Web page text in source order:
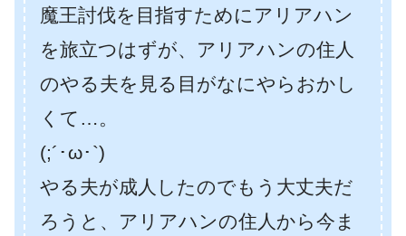
魔王討伐を目指すためにアリアハン
を旅立つはずが、アリアハンの住人
のやる夫を見る目がなにやらおかし
くて…。
(;´･ω･`)
やる夫が成人したのでもう大丈夫だ
ろうと、アリアハンの住人から今ま